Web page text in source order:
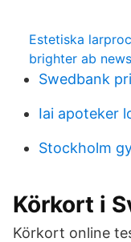
Estetiska
brighter ab news
Swedbank
Iai apoteker
Stockholm
Körkort i
Körkort online